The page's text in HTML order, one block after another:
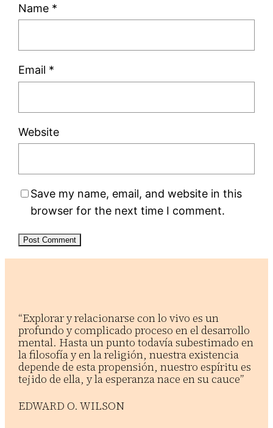
Name *
Email *
Website
Save my name, email, and website in this
browser for the next time I comment.
“Explorar y relacionarse con lo vivo es un
profundo y complicado proceso en el desarrollo
mental. Hasta un punto todavía subestimado en
la filosofía y en la religión, nuestra existencia
depende de esta propensión, nuestro espíritu es
tejido de ella, y la esperanza nace en su cauce”
EDWARD O. WILSON